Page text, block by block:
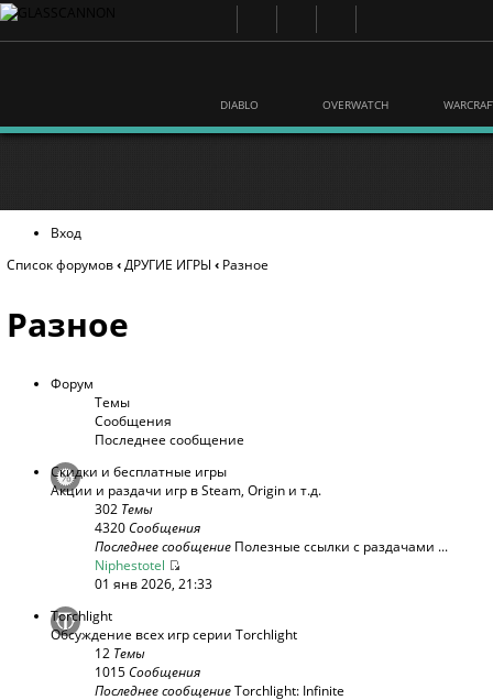
DIABLO OVERWATCH
Вход
Список форумов‹ДРУГИЕ ИГРЫ ‹ Разное
Разное
Форум
Темы
Сообщения
Последнее сообщение
Скидки и бесплатные игры
Акции и раздачи игр в Steam, Origin и т.д.
302 Темы
4320Сообщения
Последнее сообщение Полезные ссылки с раздачами ...
Niphestotel
01 янв 2026, 21:33
Torchlight
Обсуждение всех игр серии Torchlight
12 Темы
1015Сообщения
Последнее сообщениеTorchlight: Infinite